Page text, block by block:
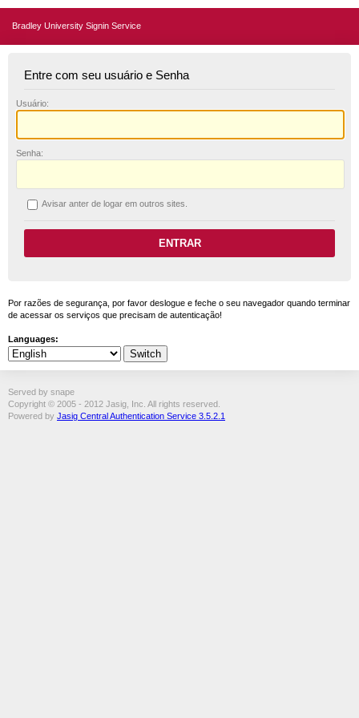
Bradley University Signin Service
Entre com seu usuário e Senha
Usuário:
Senha:
Avisar anter de logar em outros sites.
Por razões de segurança, por favor deslogue e feche o seu navegador quando terminar
de acessar os serviços que precisam de autenticação!
Languages:
Served by snape
Copyright © 2005 - 2012 Jasig, Inc. All rights reserved.
Powered by Jasig Central Authentication Service 3.5.2.1